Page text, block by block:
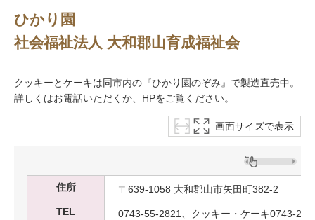
ひかり園
社会福祉法人 大和郡山育成福祉会
クッキーとケーキは同市内の『ひかり園のぞみ』で製造直売中。
詳しくはお電話いただくか、HPをご覧ください。
画面サイズで表示
住所
〒639-1058 大和郡山市矢田町382-2
TEL
0743-55-2821、クッキー・ケーキ0743-23-